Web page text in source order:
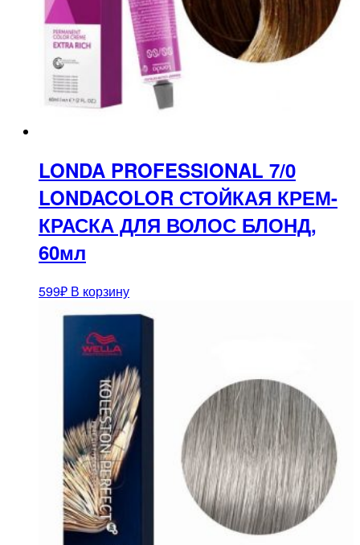
LONDA PROFESSIONAL 7/0
LONDACOLOR СТОЙКАЯ КРЕМ-
КРАСКА ДЛЯ ВОЛОС БЛОНД,
60мл
599₽ В корзину